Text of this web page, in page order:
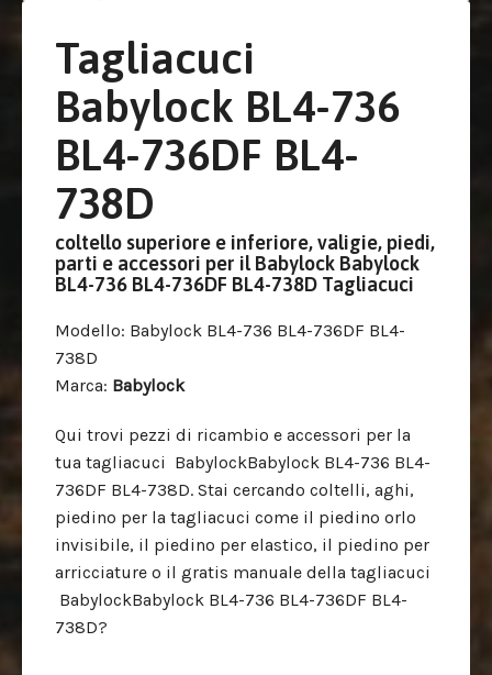
Tagliacuci
Babylock BL4-736
BL4-736DF BL4-
738D
coltello superiore e inferiore, valigie, piedi,
parti e accessori per il Babylock Babylock
BL4-736 BL4-736DF BL4-738D Tagliacuci
Modello: Babylock BL4-736 BL4-736DF BL4-
738D
Marca: Babylock
Qui trovi pezzi di ricambio e accessori per la
tua tagliacuci BabylockBabylock BL4-736 BL4-
736DF BL4-738D. Stai cercando coltelli, aghi,
piedino per la tagliacuci come il piedino orlo
invisibile, il piedino per elastico, il piedino per
arricciature o il gratis manuale della tagliacuci
BabylockBabylock BL4-736 BL4-736DF BL4-
738D?